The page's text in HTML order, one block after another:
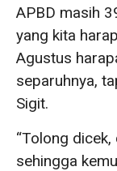
APBD masih
yang kita
Agustus
separuhnya,
Sigit.
“Tolong
sehingga